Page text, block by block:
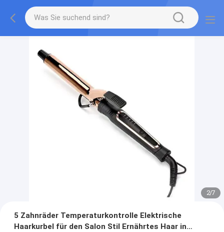
2/7
5 Zahnräder Temperaturkontrolle Elektrische
Haarkurbel für den Salon Stil Ernährtes Haar in